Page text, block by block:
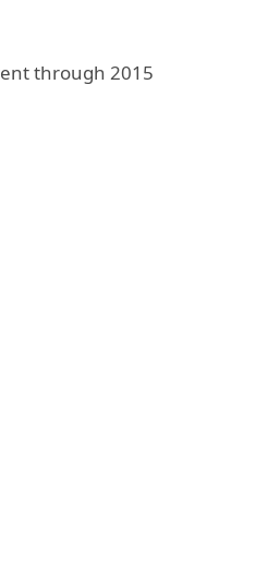
through 2015